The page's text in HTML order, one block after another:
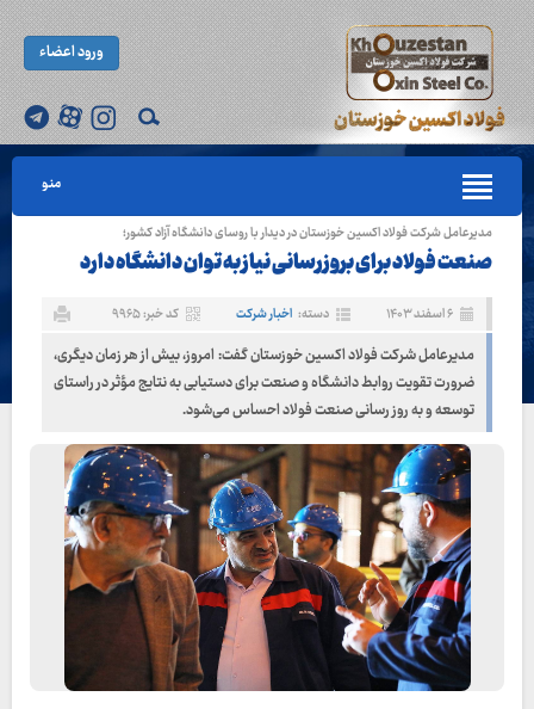
ورود اعضاء
منو
مدیرعامل شرکت فولاد اکسین خوزستان در دیدار با روسای دانشگاه آزاد کشور؛
صنعت فولاد برای بروزرسانی نیاز به توان دانشگاه دارد
۶ اسفند ۱۴۰۳ دسته: اخبار شرکت کد خبر: ۹۹۶۵
مدیرعامل شرکت فولاد اکسین خوزستان گفت: امروز، بیش از هر زمان دیگری،
ضرورت تقویت روابط دانشگاه و صنعت برای دستیابی به نتایج مؤثر در راستای
توسعه و به روز رسانی صنعت فولاد احساس می‌شود.